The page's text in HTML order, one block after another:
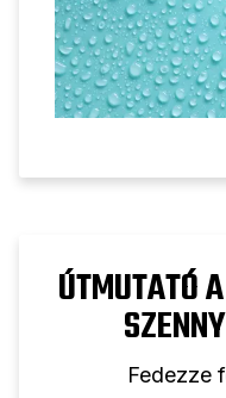
ÚTMUTATÓ
Fedezze